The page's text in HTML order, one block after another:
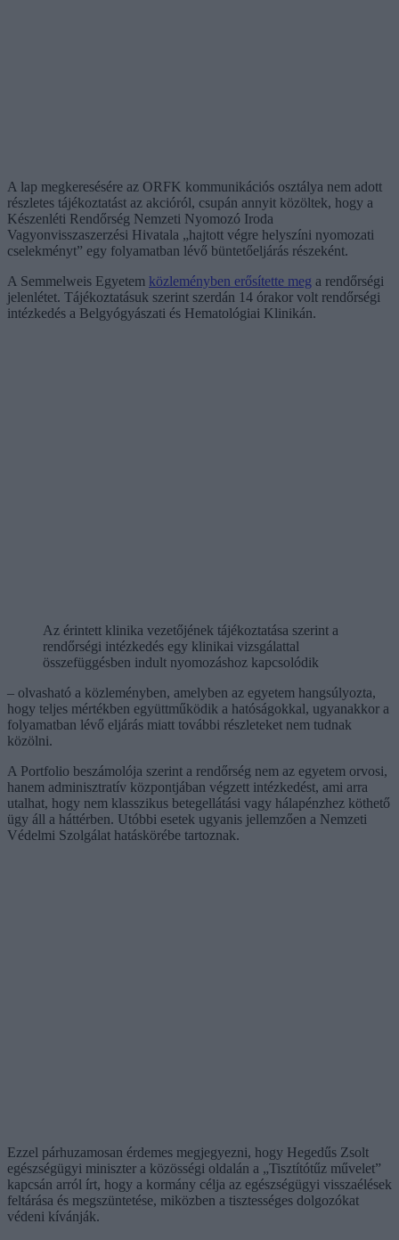
A lap megkeresésére az ORFK kommunikációs osztálya nem adott
részletes tájékoztatást az akcióról, csupán annyit közöltek, hogy a
Készenléti Rendőrség Nemzeti Nyomozó Iroda
Vagyonvisszaszerzési Hivatala „hajtott végre helyszíni nyomozati
cselekményt” egy folyamatban lévő büntetőeljárás részeként.
A Semmelweis Egyetem közleményben erősítette meg a rendőrségi
jelenlétet. Tájékoztatásuk szerint szerdán 14 órakor volt rendőrségi
intézkedés a Belgyógyászati és Hematológiai Klinikán.
Az érintett klinika vezetőjének tájékoztatása szerint a
rendőrségi intézkedés egy klinikai vizsgálattal
összefüggésben indult nyomozáshoz kapcsolódik
– olvasható a közleményben, amelyben az egyetem hangsúlyozta,
hogy teljes mértékben együttműködik a hatóságokkal, ugyanakkor a
folyamatban lévő eljárás miatt további részleteket nem tudnak
közölni.
A Portfolio beszámolója szerint a rendőrség nem az egyetem orvosi,
hanem adminisztratív központjában végzett intézkedést, ami arra
utalhat, hogy nem klasszikus betegellátási vagy hálapénzhez köthető
ügy áll a háttérben. Utóbbi esetek ugyanis jellemzően a Nemzeti
Védelmi Szolgálat hatáskörébe tartoznak.
Ezzel párhuzamosan érdemes megjegyezni, hogy Hegedűs Zsolt
egészségügyi miniszter a közösségi oldalán a „Tisztítótűz művelet”
kapcsán arról írt, hogy a kormány célja az egészségügyi visszaélések
feltárása és megszüntetése, miközben a tisztességes dolgozókat
védeni kívánják.